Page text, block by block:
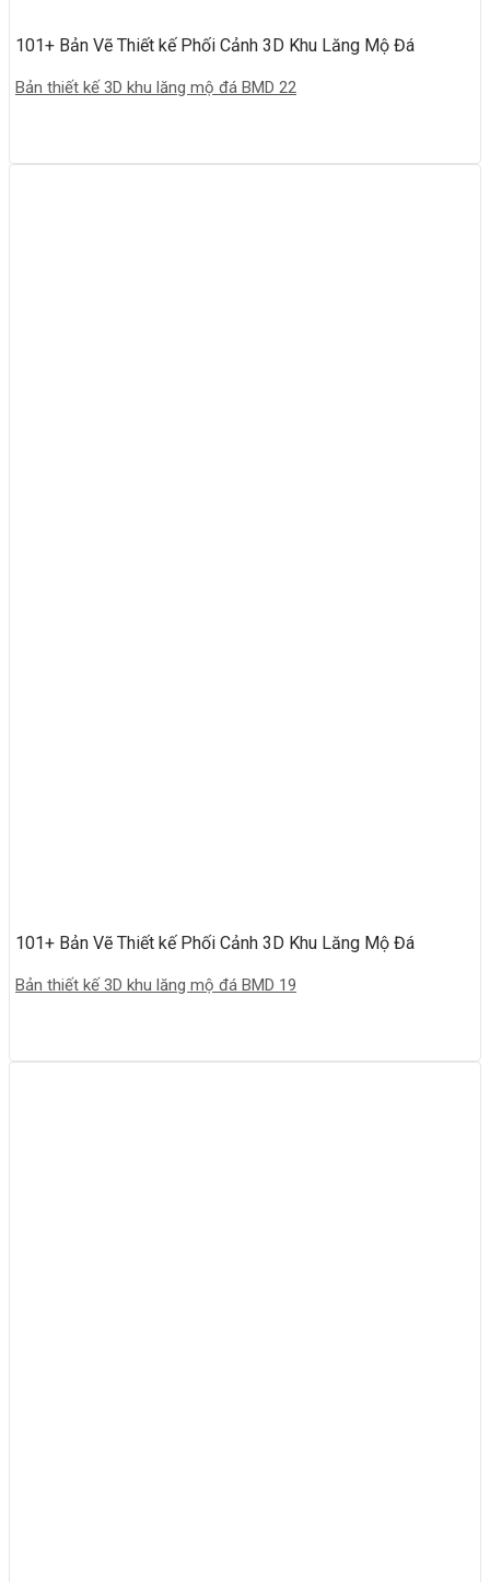
101+ Bản Vẽ Thiết kế Phối Cảnh 3D Khu Lăng Mộ Đá
Bản thiết kế 3D khu lăng mộ đá BMD 22
101+ Bản Vẽ Thiết kế Phối Cảnh 3D Khu Lăng Mộ Đá
Bản thiết kế 3D khu lăng mộ đá BMD 19